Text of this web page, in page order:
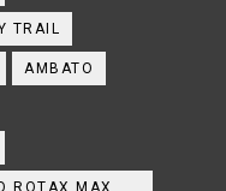
TRAIL
AMBATO
ROTAX MAX